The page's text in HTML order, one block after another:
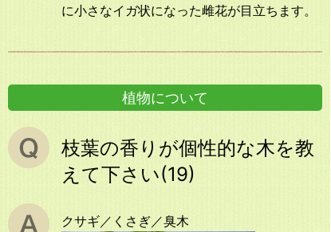
に小さなイガ状になった雌花が目立ちます。
植物について
枝葉の香りが個性的な木を教
えて下さい(19)
クサギ／くさぎ／臭木